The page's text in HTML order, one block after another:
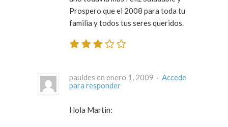
Prospero que el 2008 para toda tu
familia y todos tus seres queridos.
pauldes en enero 1, 2009 · Accede
para responder
Hola Martin: